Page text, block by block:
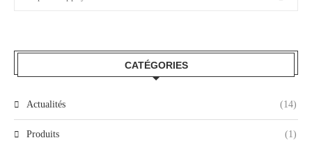
CATÉGORIES
Actualités (14)
Produits (1)